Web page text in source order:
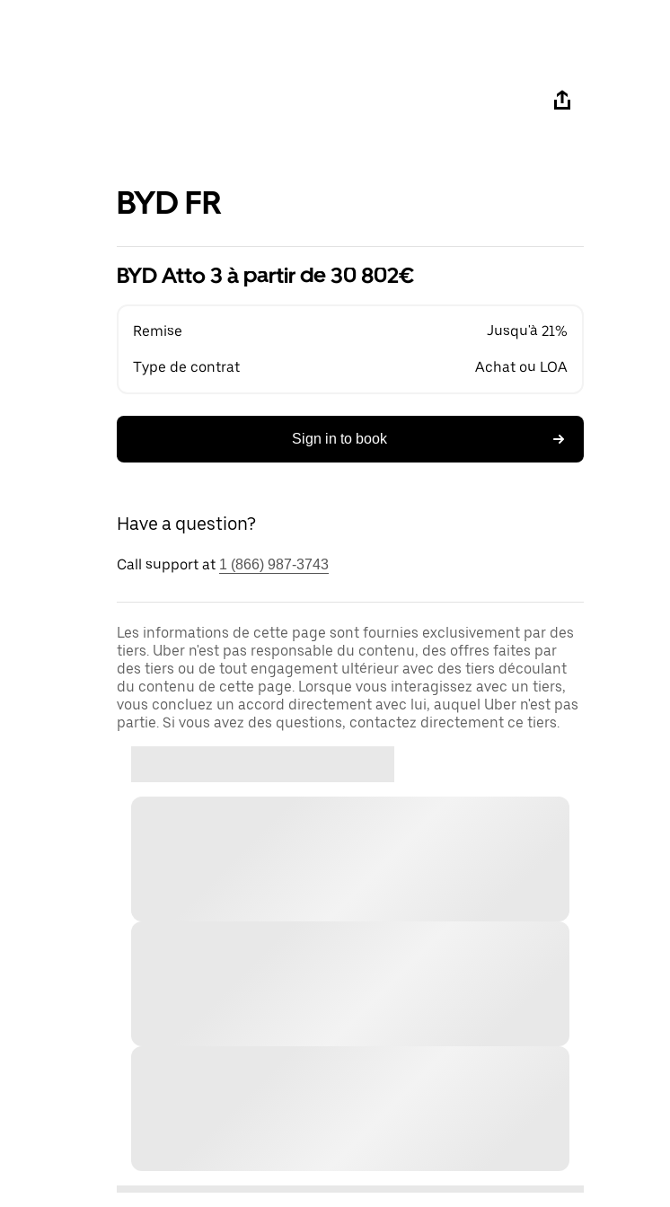
BYD FR
BYD Atto 3 à partir de 30 802€
Remise Jusqu'à 21%
Type de contrat Achat ou LOA
Sign in to book
Have a question?
Call support at 1 (866) 987-3743
Les informations de cette page sont fournies exclusivement par des
tiers. Uber n'est pas responsable du contenu, des offres faites par
des tiers ou de tout engagement ultérieur avec des tiers découlant
du contenu de cette page. Lorsque vous interagissez avec un tiers,
vous concluez un accord directement avec lui, auquel Uber n'est pas
partie. Si vous avez des questions, contactez directement ce tiers.